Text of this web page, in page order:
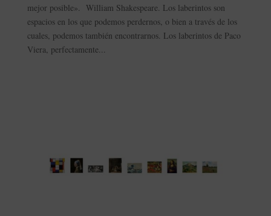
mejor posible». William Shakespeare. Los laberintos son
espacios en los que podemos perdernos, o bien a través de los
cuales, podemos también encontrarnos. Los laberintos de Paco
Viera, perfectamente...